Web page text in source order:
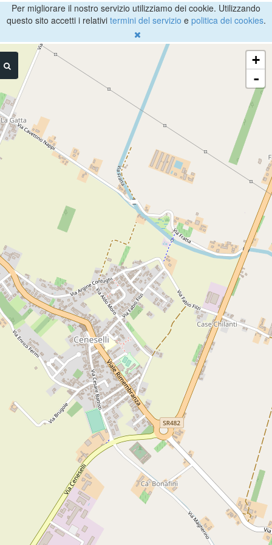
Per migliorare il nostro servizio utilizziamo dei cookie. Utilizzando
questo sito accetti i relativi termini del servizio e politica dei cookies.
+
-